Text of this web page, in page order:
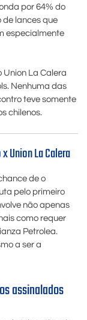
por 64% do
lances que
especialmente
Union La Calera
Nenhuma das
teve somente
chilenos.
Union La Calera
de o
pelo primeiro
não apenas
como requer
Petrolea.
a ser a
assinalados